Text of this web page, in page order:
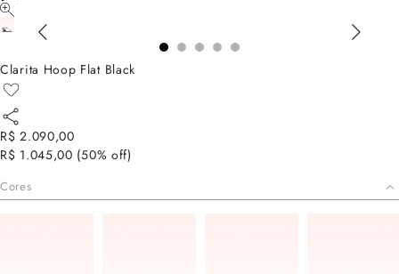
Clarita Hoop Flat Black
R$ 2.090,00
R$ 1.045,00 (50% off)
Cores